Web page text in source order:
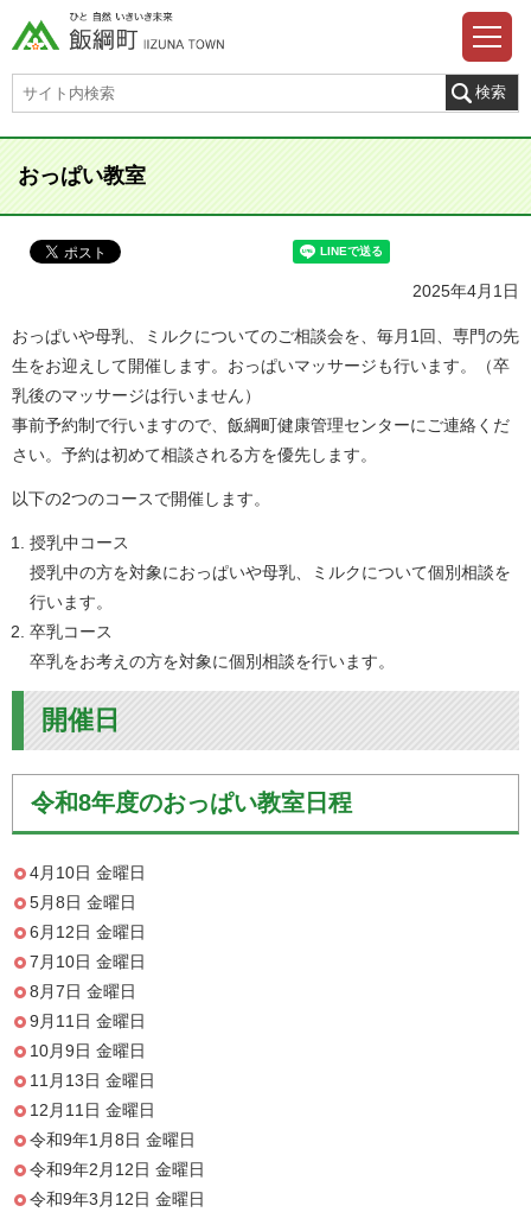
おっぱい教室
2025年4月1日
おっぱいや母乳、ミルクについてのご相談会を、毎月1回、専門の先
生をお迎えして開催します。おっぱいマッサージも行います。（卒
乳後のマッサージは行いません）
事前予約制で行いますので、飯綱町健康管理センターにご連絡くだ
さい。予約は初めて相談される方を優先します。
以下の2つのコースで開催します。
授乳中コース
授乳中の方を対象におっぱいや母乳、ミルクについて個別相談を
行います。
卒乳コース
卒乳をお考えの方を対象に個別相談を行います。
開催日
令和8年度のおっぱい教室日程
4月10日 金曜日
5月8日 金曜日
6月12日 金曜日
7月10日 金曜日
8月7日 金曜日
9月11日 金曜日
10月9日 金曜日
11月13日 金曜日
12月11日 金曜日
令和9年1月8日 金曜日
令和9年2月12日 金曜日
令和9年3月12日 金曜日